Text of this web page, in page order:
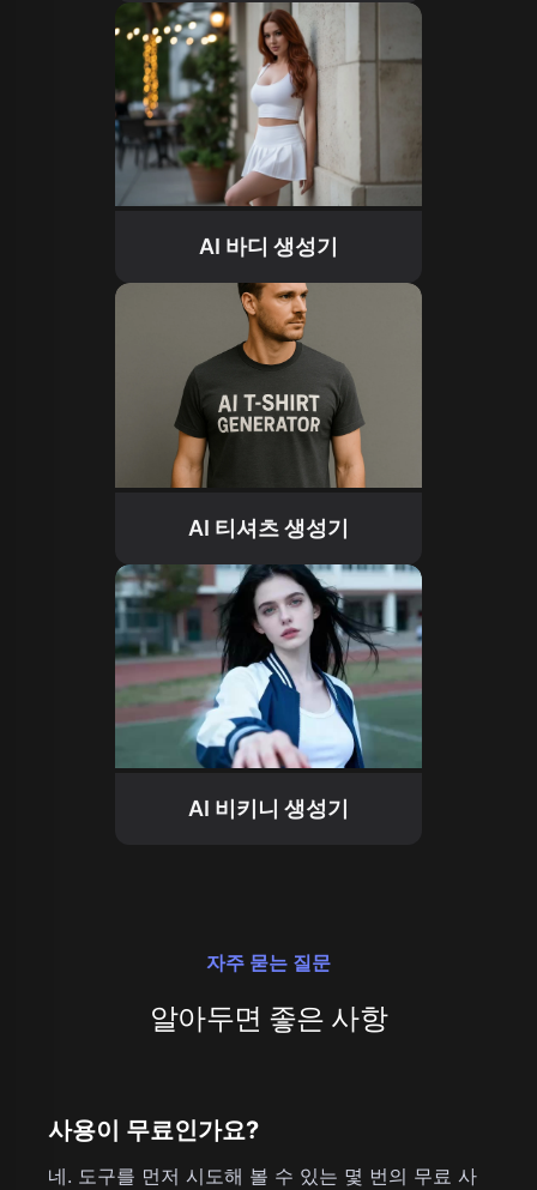
AI 바디 생성기
AI 티셔츠 생성기
AI 비키니 생성기
자주 묻는 질문
알아두면 좋은 사항
사용이 무료인가요?
네. 도구를 먼저 시도해 볼 수 있는 몇 번의 무료 사